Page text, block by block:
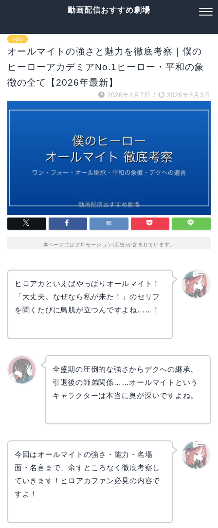
動画配信おすすめ劇場
VOD
オールマイトの強さと魅力を徹底考察｜僕の
ヒーローアカデミアNo.1ヒーロー・平和の象
徴の全て【2026年最新】
2026年4月7日 / 2026年8月3日
本ページにはプロモーション(広告)が含まれています。
ヒロアカといえばやっぱりオールマイト！
「大丈夫。なぜなら私が来た！」のセリフ
を聞くたびに鳥肌が立つんですよね……！
全盛期の圧倒的な強さからデクへの継承、
引退後の師弟関係……オールマイトという
キャラクターは本当に奥が深いですよね。
今回はオールマイトの強さ・能力・名場
面・名言まで、余すところなく徹底考察し
ていきます！ヒロアカファン必見の内容で
すよ！